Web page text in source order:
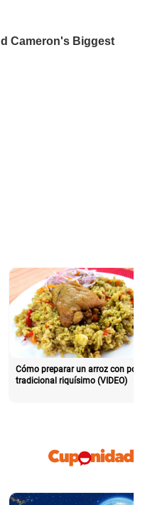
Cómo preparar un arroz con pollo
tradicional riquísimo (VIDEO)